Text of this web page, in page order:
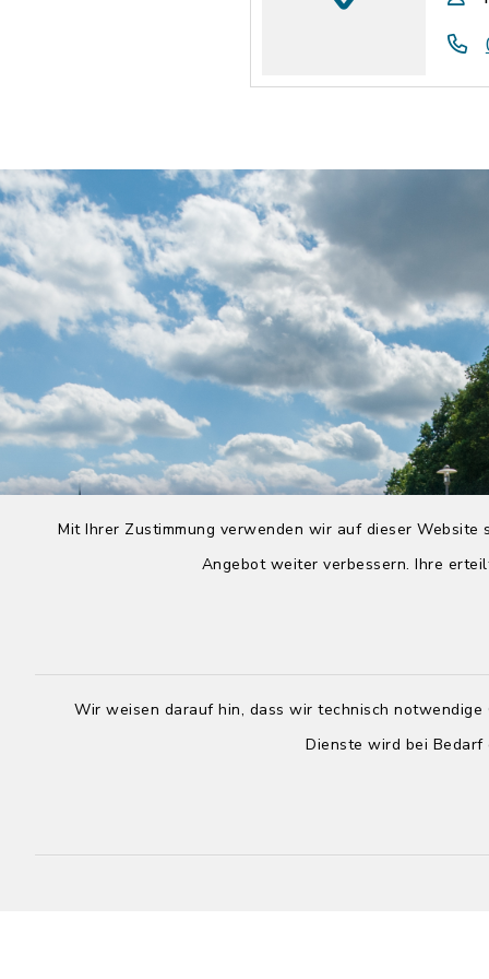
Mit Ihrer Zustimmung verwenden wir auf dieser
Angebot weiter verbessern. Ihre
Wir weisen darauf hin, dass wir technisch
Dienste wird bei